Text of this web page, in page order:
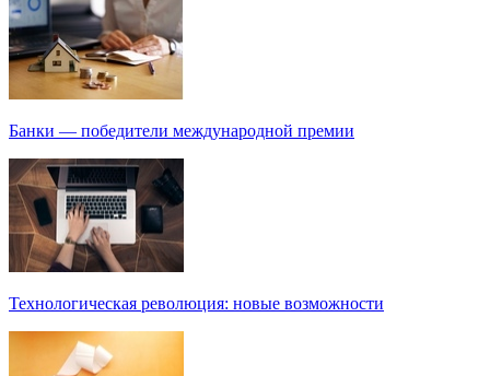
Банки — победители международной премии
Технологическая революция: новые возможности